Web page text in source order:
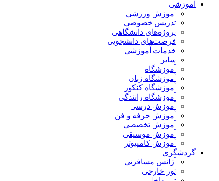
آموزشی
آموزش ورزشی
تدریس خصوصی
پروژه‌های دانشگاهی
فرصت‌های دانشجویی
خدمات آموزشی
سایر
آموزشگاه
آموزشگاه زبان
آموزشگاه کنکور
آموزشگاه رانندگی
آموزش درسی
آموزش حرفه و فن
آموزش تخصصی
آموزش موسیقی
آموزش کامپیوتر
گردشگری
آژانس مسافرتی
تور خارجی